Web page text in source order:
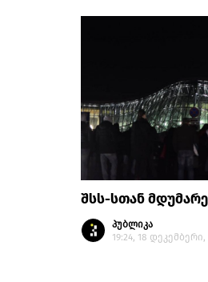
შსს-სთან
პუბლიკა
19:24, 18 დეკემბერი,